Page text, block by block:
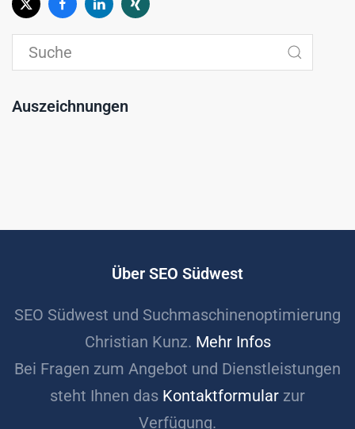
Auszeichnungen
Über SEO Südwest
SEO Südwest und Suchmaschinenoptimierung
Christian Kunz. Mehr Infos
Bei Fragen zum Angebot und Dienstleistungen
steht Ihnen das Kontaktformular zur
Verfügung.